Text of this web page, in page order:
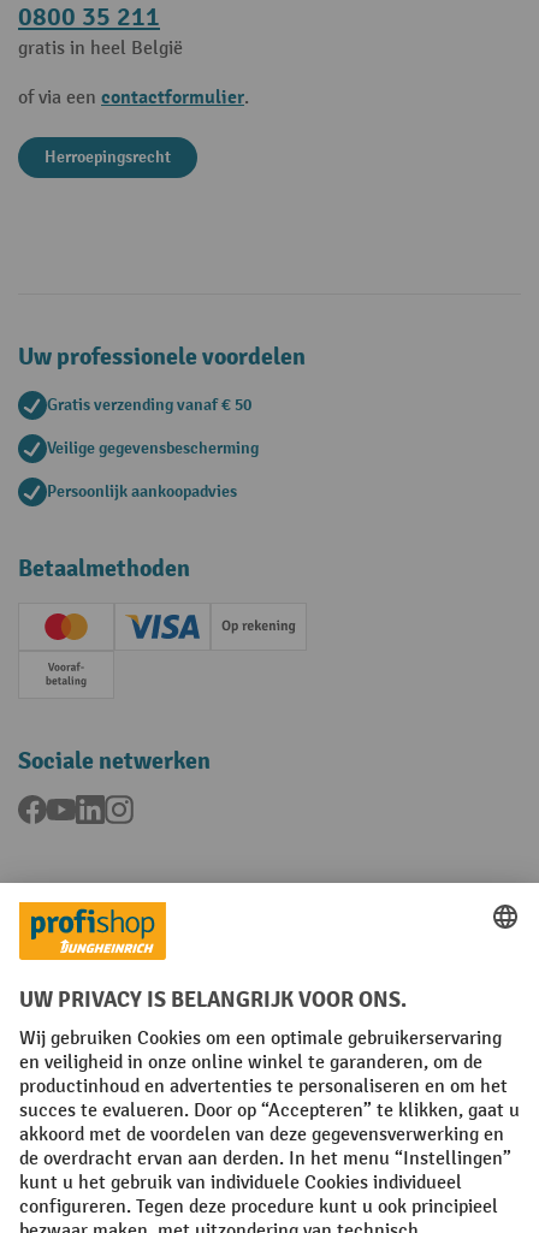
0800 35 211
gratis in heel België
of via een contactformulier.
Herroepingsrecht
Uw professionele voordelen
Gratis verzending vanaf € 50
Veilige gegevensbescherming
Persoonlijk aankoopadvies
Betaalmethoden
Creditcard (Master)Creditcard (Visa)Op rekening
Vooruitbetaling
Sociale netwerken
Facebook
YouTubeLinkedInInstagram
Talen
FR NL
Algemene verkoopvoorwaarden Copyright
Privacyverklaring Privacy-instellingen
All prices excl. VAT plusshipping costs and possible delivery charges,
if not stated otherwise.
¹ De korting is geldig tot en met de vermelde datum. Combinatie met